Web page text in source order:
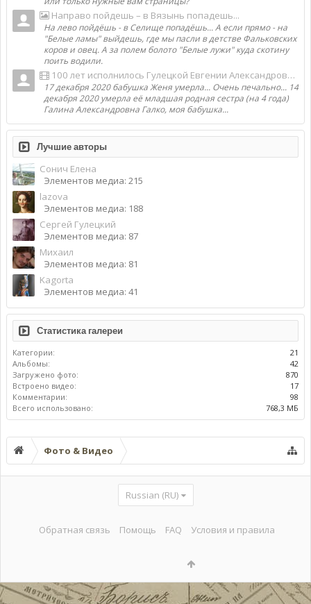
Направо пойдешь – в Вязынь попадешь...
На лево пойдёшь - в Селище попадёшь... А если прямо - на
"Белые ламы" выйдешь, где мы пасли в детстве Фальковских
коров и овец. А за полем болото "Белые лужи" куда скотину
поить водили.
100 лет исполнилось Гулецкой Евгении Александровне, самой старой жительнице деревни Фальки
17 декабря 2020 бабушка Женя умерла... Очень печально... 14
декабря 2020 умерла её младшая родная сестра (на 4 года)
Галина Александровна Галко, моя бабушка...
Лучшие авторы
Сонич Елена
Элементов медиа: 215
lazova
Элементов медиа: 188
Сергей Гулецкий
Элементов медиа: 87
Михаил
Элементов медиа: 81
Kagorta
Элементов медиа: 41
Статистика галереи
Категории:
21
Альбомы:
42
Загружено фото:
870
Встроено видео:
17
Комментарии:
98
Всего использовано:
768,3 МБ
Фото & Видео
Russian (RU)
Обратная связь Помощь FAQ Условия и правила